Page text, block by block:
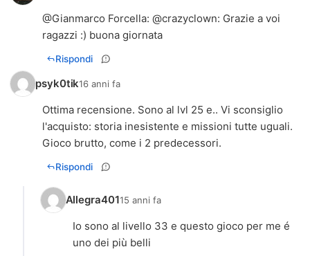
@Gianmarco Forcella: @crazyclown: Grazie a voi
ragazzi :) buona giornata
Rispondi
psyk0tik16 anni fa
Ottima recensione. Sono al lvl 25 e.. Vi sconsiglio
l'acquisto: storia inesistente e missioni tutte uguali.
Gioco brutto, come i 2 predecessori.
Rispondi
Allegra40115 anni fa
Io sono al livello 33 e questo gioco per me é
uno dei più belli